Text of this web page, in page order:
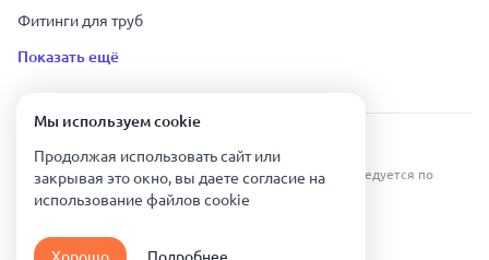
Фитинги для труб
Показать ещё
Урал Тех Экспорт — Казахстан © 2019-
Все права защищены. Копирование информации преследуется по
Карта сайта
Мы используем сookie
Продолжая использовать сайт или
закрывая это окно, вы даете согласие на
использование файлов сookie